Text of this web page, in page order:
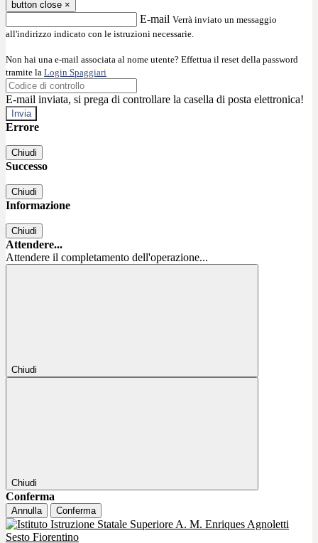
button close ×
E-mail Verrà inviato un messaggio
all'indirizzo indicato con le istruzioni necessarie.
Non hai una e-mail associata al nome utente? Effettua il reset della password
tramite la Login Spaggiari
E-mail inviata, si prega di controllare la casella di posta elettronica!
Errore
Chiudi
Successo
Chiudi
Informazione
Chiudi
Attendere...
Attendere il completamento dell'operazione...
Chiudi
Chiudi
Conferma
Annulla Conferma